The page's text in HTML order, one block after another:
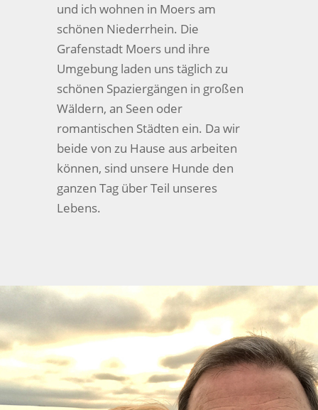
und ich wohnen in Moers am
schönen Niederrhein. Die
Grafenstadt Moers und ihre
Umgebung laden uns täglich zu
schönen Spaziergängen in großen
Wäldern, an Seen oder
romantischen Städten ein. Da wir
beide von zu Hause aus arbeiten
können, sind unsere Hunde den
ganzen Tag über Teil unseres
Lebens.